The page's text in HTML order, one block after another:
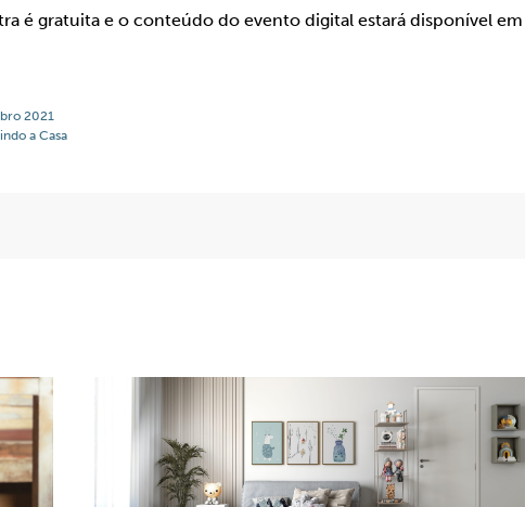
é gratuita e o conteúdo do evento digital estará disponível em
2021
a Casa